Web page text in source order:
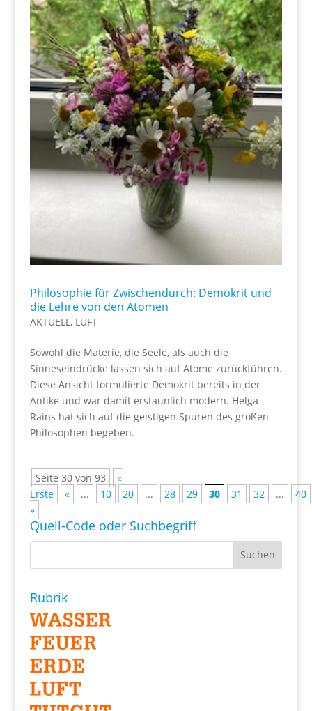
Philosophie für Zwischendurch: Demokrit und
die Lehre von den Atomen
AKTUELL , LUFT
Sowohl die Materie, die Seele, als auch die
Sinneseindrücke lassen sich auf Atome zurückführen.
Diese Ansicht formulierte Demokrit bereits in der
Antike und war damit erstaunlich modern. Helga
Rains hat sich auf die geistigen Spuren des großen
Philosophen begeben.
Seite 30 von 93
«
Erste
« ... 10 20 ... 28 29 30 31 32 ...
40
»
Quell-Code oder Suchbegriff
Rubrik